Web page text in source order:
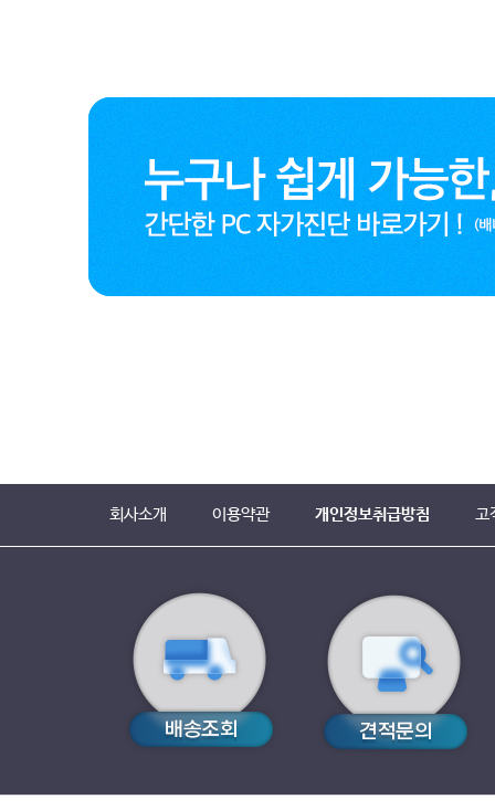
회사소개 이용약관 개인정보취급방침 고